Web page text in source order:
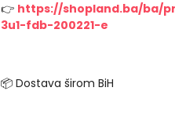
👉 https://shopland.ba/ba/
3u1-fdb-200221-e
📦 Dostava širom BiH